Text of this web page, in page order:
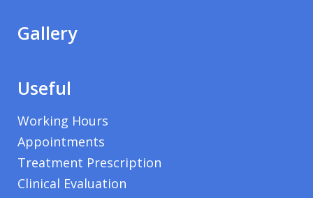
Gallery
Useful
Working Hours
Appointments
Treatment Prescription
Clinical Evaluation